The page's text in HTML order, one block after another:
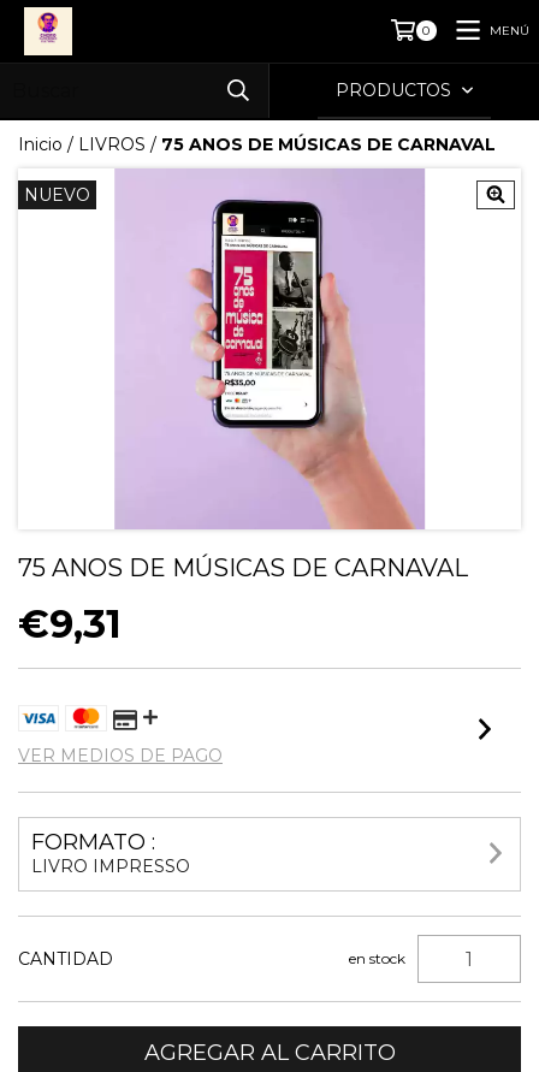
0 MENÚ
PRODUCTOS
Inicio / LIVROS / 75 ANOS DE MÚSICAS DE CARNAVAL
NUEVO
75 ANOS DE MÚSICAS DE CARNAVAL
€9,31
VER MEDIOS DE PAGO
FORMATO :
LIVRO IMPRESSO
CANTIDAD en stock